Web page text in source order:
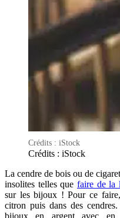
Crédits : iStock
Crédits : iStock
La cendre de bois ou de
insolites telles que faire de la
sur les bijoux ! Pour ce
citron puis dans des